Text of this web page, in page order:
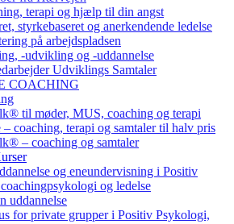
terapi og hjælp til din angst
styrkebaseret og anerkendende ledelse
på arbejdspladsen
-udvikling og -uddannelse
Udviklings Samtaler
COACHING
til møder, MUS, coaching og terapi
– coaching, terapi og samtaler til halv pris
– coaching og samtaler
og eneundervisning i Positiv
og ledelse
uddannelse
for private grupper i Positiv Psykologi,